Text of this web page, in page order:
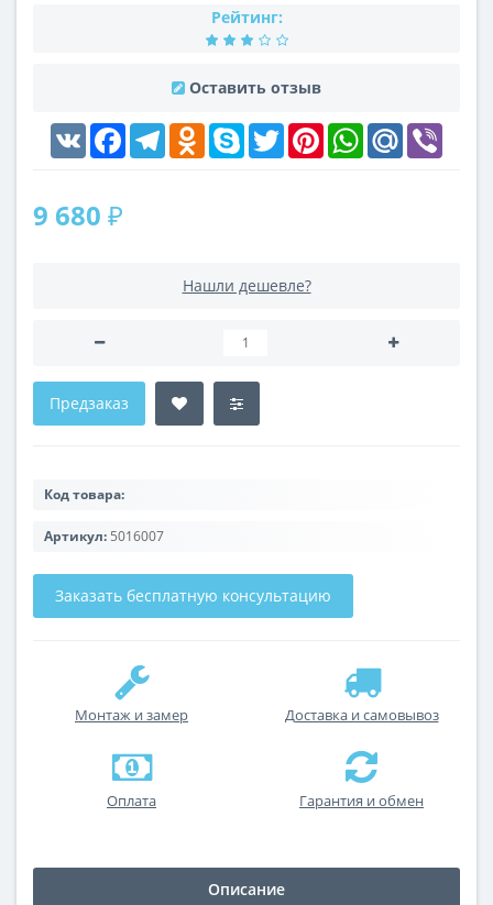
Рейтинг:
Оставить отзыв
VK FacebookTelegramOdnoklassniki
Skype Twitter PinterestWhatsAppMail.Ru
9 680 ₽
Нашли дешевле?
Предзаказ
Код товара:
Артикул: 5016007
Заказать бесплатную консультацию
Монтаж и замер Доставка и самовывоз
Оплата Гарантия и обмен
Описание